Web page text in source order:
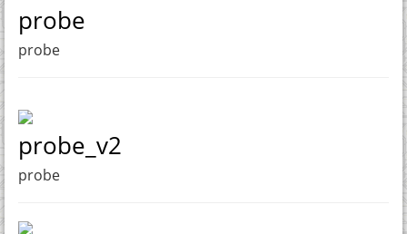
probe
probe
probe_v2
probe